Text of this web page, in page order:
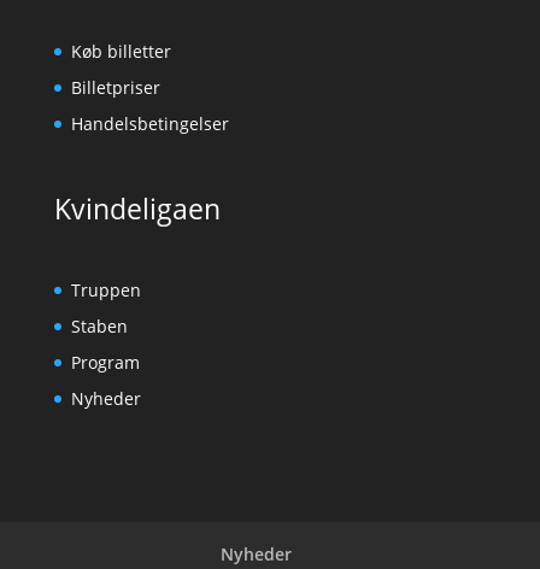
Køb billetter
Billetpriser
Handelsbetingelser
Kvindeligaen
Truppen
Staben
Program
Nyheder
Nyheder